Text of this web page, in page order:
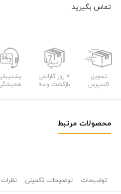
تماس بگیرید
تحویل
اکسپرس
7 روز گارانتی
بازگشت وجه
محصولات مرتبط
توضیحات توضیحات تکمیلی نظرات